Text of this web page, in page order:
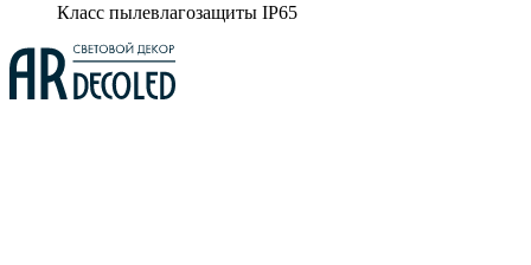
Класс пылевлагозащиты IP65